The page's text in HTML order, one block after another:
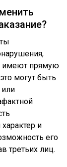
имеют прямую
могут быть
и
его
третьих лиц.